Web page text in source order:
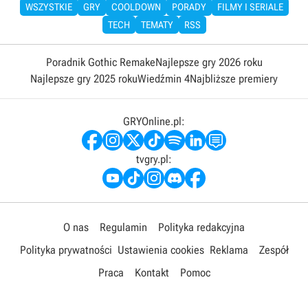
WSZYSTKIE GRY COOLDOWN PORADY
FILMY I SERIALE
TECH
TEMATY RSS
Poradnik Gothic RemakeNajlepsze gry 2026 roku
Najlepsze gry 2025 rokuWiedźmin 4Najbliższe premiery
GRYOnline.pl:
tvgry.pl:
O nas Regulamin
Polityka redakcyjna
Polityka prywatności Ustawienia cookies Reklama
Zespół
Praca
Kontakt Pomoc